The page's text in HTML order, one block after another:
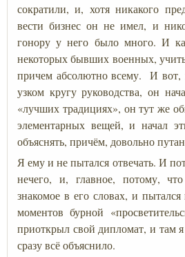
сократили, и, хотя никакого
вести бизнес он не имел, и
гонору у него было много. И
некоторых бывших военных,
причем абсолютно всему. И вот,
узком кругу руководства, он
«лучших традициях», он тут же
элементарных вещей, и начал
объяснять, причём, довольно
Я ему и не пытался отвечать. И
нечего, и, главное, потому,
знакомое в его словах, и
моментов бурной
приоткрыл свой дипломат, и там
сразу всё объяснило.